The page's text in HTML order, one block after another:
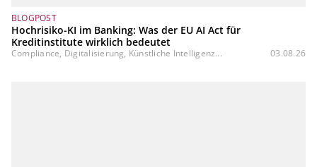
BLOGPOST
Hochrisiko-KI im Banking: Was der EU AI Act für
Kreditinstitute wirklich bedeutet
Compliance, Digitalisierung, Künstliche Intelligenz... 03.08.26